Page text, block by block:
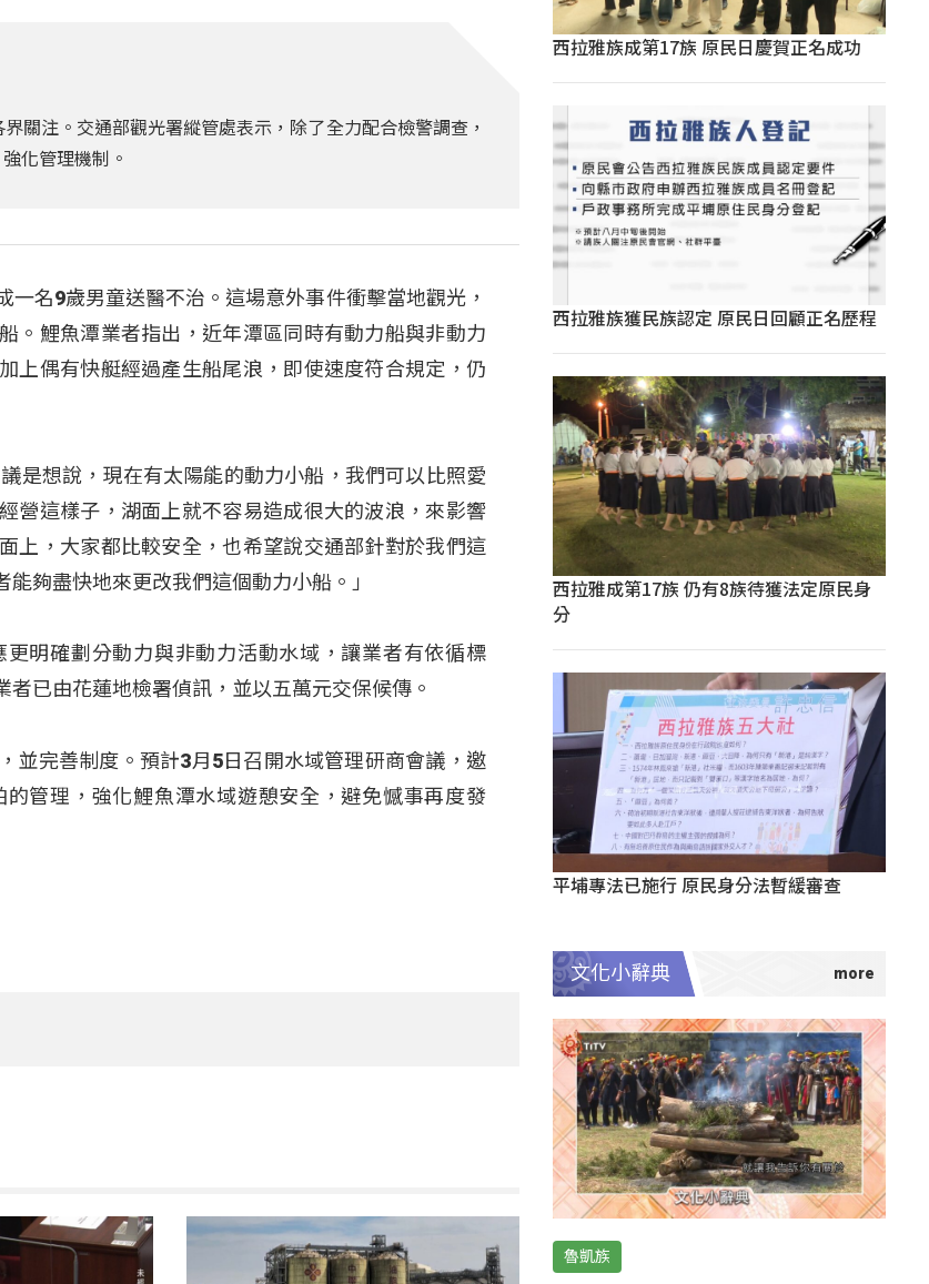
關注。交通部觀光署縱管處表示，除了全力配合檢警調查，
化管理機制。
名9歲男童送醫不治。這場意外事件衝擊當地觀光，
。鯉魚潭業者指出，近年潭區同時有動力船與非動力
上偶有快艇經過產生船尾浪，即使速度符合規定，仍
是想說，現在有太陽能的動力小船，我們可以比照愛
營這樣子，湖面上就不容易造成很大的波浪，來影響
上，大家都比較安全，也希望說交通部針對於我們這
夠盡快地來更改我們這個動力小船。」
明確劃分動力與非動力活動水域，讓業者有依循標
已由花蓮地檢署偵訊，並以五萬元交保候傳。
並完善制度。預計3月5日召開水域管理研商會議，邀
管理，強化鯉魚潭水域遊憩安全，避免憾事再度發
西拉雅族成第17族 原民日慶賀正名成功
西拉雅族獲民族認定 原民日回顧正名歷程
西拉雅成第17族 仍有8族待獲法定原民身
分
平埔專法已施行 原民身分法暫緩審查
文化小辭典
魯凱族